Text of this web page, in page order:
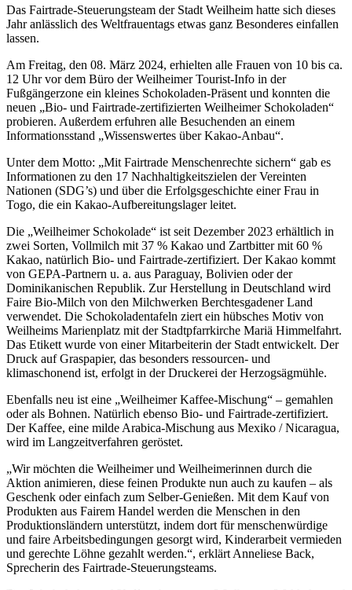
Das Fairtrade-Steuerungsteam der Stadt Weilheim hatte sich dieses
Jahr anlässlich des Weltfrauentags etwas ganz Besonderes einfallen
lassen.
Am Freitag, den 08. März 2024, erhielten alle Frauen von 10 bis ca.
12 Uhr vor dem Büro der Weilheimer Tourist-Info in der
Fußgängerzone ein kleines Schokoladen-Präsent und konnten die
neuen „Bio- und Fairtrade-zertifizierten Weilheimer Schokoladen“
probieren. Außerdem erfuhren alle Besuchenden an einem
Informationsstand „Wissenswertes über Kakao-Anbau“.
Unter dem Motto: „Mit Fairtrade Menschenrechte sichern“ gab es
Informationen zu den 17 Nachhaltigkeitszielen der Vereinten
Nationen (SDG’s) und über die Erfolgsgeschichte einer Frau in
Togo, die ein Kakao-Aufbereitungslager leitet.
Die „Weilheimer Schokolade“ ist seit Dezember 2023 erhältlich in
zwei Sorten, Vollmilch mit 37 % Kakao und Zartbitter mit 60 %
Kakao, natürlich Bio- und Fairtrade-zertifiziert. Der Kakao kommt
von GEPA-Partnern u. a. aus Paraguay, Bolivien oder der
Dominikanischen Republik. Zur Herstellung in Deutschland wird
Faire Bio-Milch von den Milchwerken Berchtesgadener Land
verwendet. Die Schokoladentafeln ziert ein hübsches Motiv von
Weilheims Marienplatz mit der Stadtpfarrkirche Mariä Himmelfahrt.
Das Etikett wurde von einer Mitarbeiterin der Stadt entwickelt. Der
Druck auf Graspapier, das besonders ressourcen- und
klimaschonend ist, erfolgt in der Druckerei der Herzogsägmühle.
Ebenfalls neu ist eine „Weilheimer Kaffee-Mischung“ – gemahlen
oder als Bohnen. Natürlich ebenso Bio- und Fairtrade-zertifiziert.
Der Kaffee, eine milde Arabica-Mischung aus Mexiko / Nicaragua,
wird im Langzeitverfahren geröstet.
„Wir möchten die Weilheimer und Weilheimerinnen durch die
Aktion animieren, diese feinen Produkte nun auch zu kaufen – als
Geschenk oder einfach zum Selber-Genießen. Mit dem Kauf von
Produkten aus Fairem Handel werden die Menschen in den
Produktionsländern unterstützt, indem dort für menschenwürdige
und faire Arbeitsbedingungen gesorgt wird, Kinderarbeit vermieden
und gerechte Löhne gezahlt werden.“, erklärt Anneliese Back,
Sprecherin des Fairtrade-Steuerungsteams.